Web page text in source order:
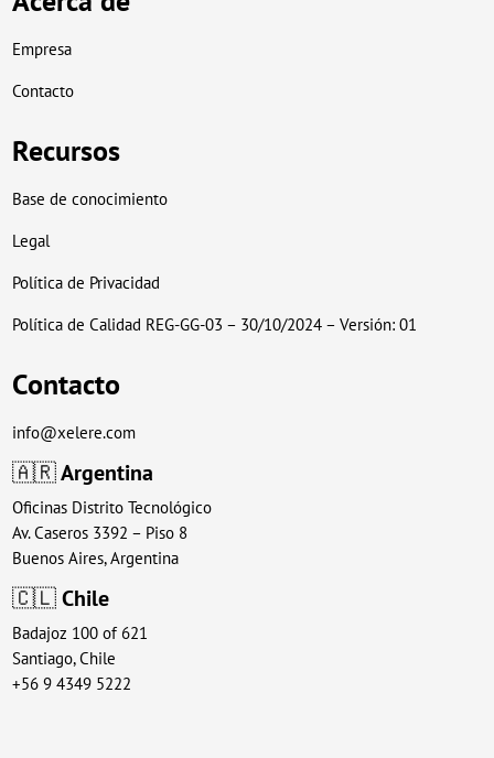
Empresa
Contacto
Recursos
Base de conocimiento
Legal
Política de Privacidad
Política de Calidad REG-GG-03 – 30/10/2024 – Versión: 01
Contacto
info@xelere.com
🇦🇷Argentina
Oficinas Distrito Tecnológico
Av. Caseros 3392 – Piso 8
Buenos Aires, Argentina
🇨🇱 Chile
Badajoz 100 of 621
Santiago, Chile
+56 9 4349 5222